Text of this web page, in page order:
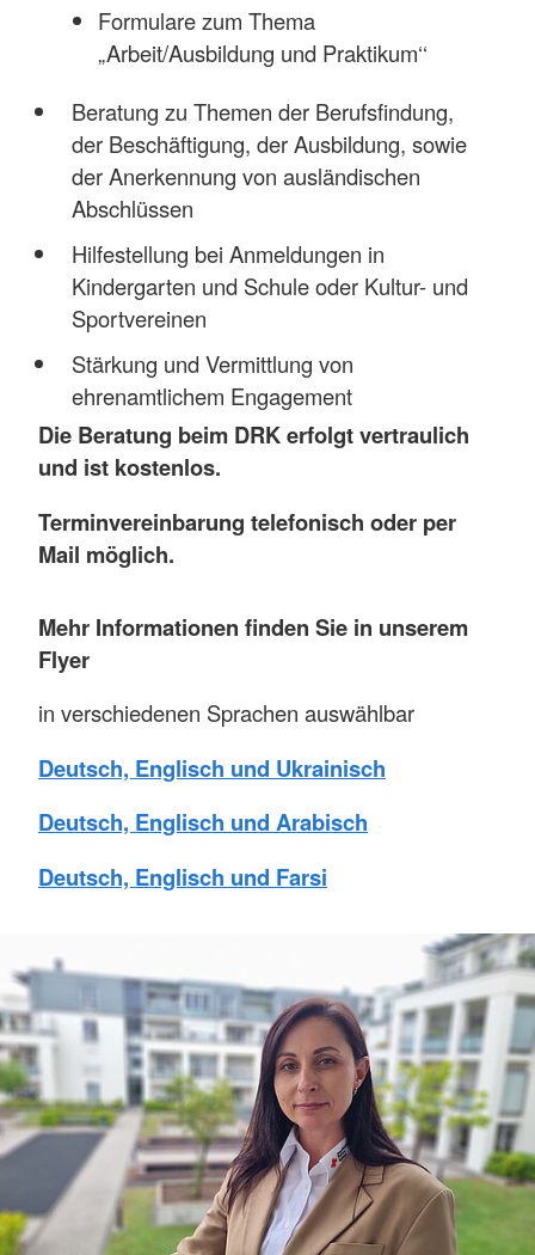
Formulare zum Thema
„Arbeit/Ausbildung und Praktikum‘‘
Beratung zu Themen der Berufsfindung,
der Beschäftigung, der Ausbildung, sowie
der Anerkennung von ausländischen
Abschlüssen
Hilfestellung bei Anmeldungen in
Kindergarten und Schule oder Kultur- und
Sportvereinen
Stärkung und Vermittlung von
ehrenamtlichem Engagement
Die Beratung beim DRK erfolgt vertraulich
und ist kostenlos.
Terminvereinbarung telefonisch oder per
Mail möglich.
Mehr Informationen finden Sie in unserem
Flyer
in verschiedenen Sprachen auswählbar
Deutsch, Englisch und Ukrainisch
Deutsch, Englisch und Arabisch
Deutsch, Englisch und Farsi